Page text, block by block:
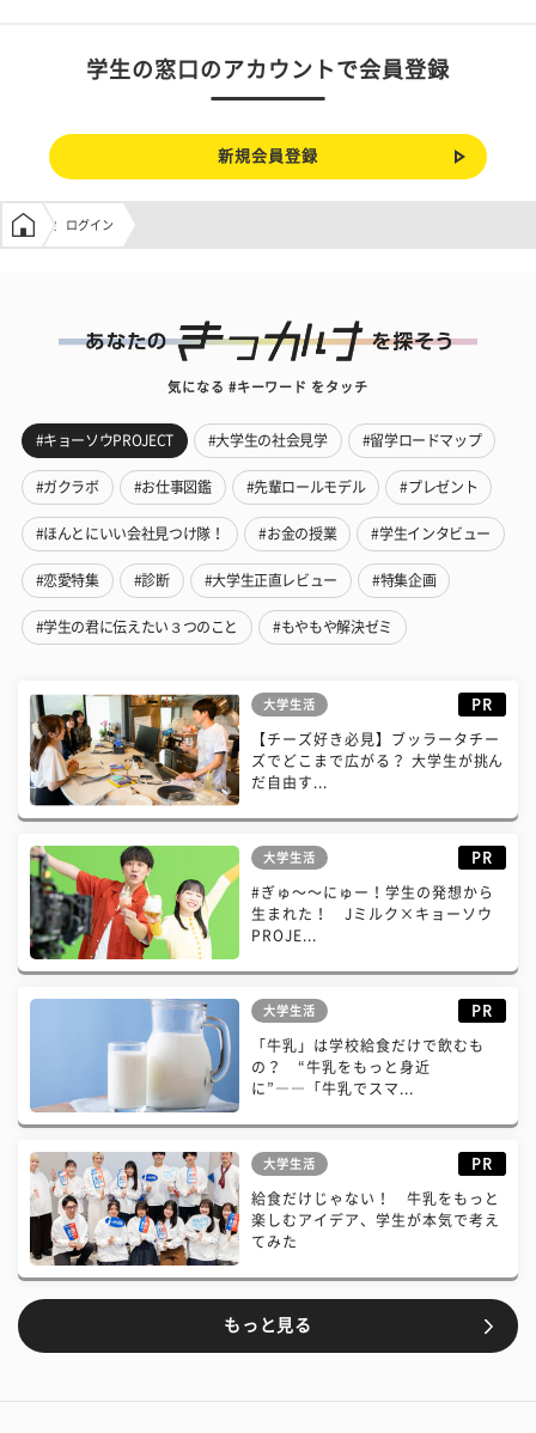
学生の窓口のアカウントで会員登録
新規会員登録
学生の窓口トップ
ログイン
気になる #キーワード をタッチ
#キョーソウPROJECT #大学生の社会見学 #留学ロードマップ
#ガクラボ #お仕事図鑑 #先輩ロールモデル #プレゼント
#ほんとにいい会社見つけ隊！ #お金の授業 #学生インタビュー
#恋愛特集 #診断 #大学生正直レビュー #特集企画
#学生の君に伝えたい３つのこと #もやもや解決ゼミ
大学生活 PR
【チーズ好き必見】ブッラータチー
ズでどこまで広がる？ 大学生が挑ん
だ自由す...
大学生活 PR
#ぎゅ〜〜にゅー！学生の発想から
生まれた！ Jミルク×キョーソウ
PROJE...
大学生活 PR
「牛乳」は学校給食だけで飲むも
の？ “牛乳をもっと身近
に”――「牛乳でスマ...
大学生活 PR
給食だけじゃない！ 牛乳をもっと
楽しむアイデア、学生が本気で考え
てみた
もっと見る